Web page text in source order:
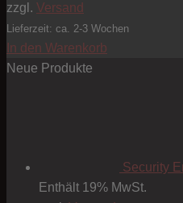
zzgl. Versand
Lieferzeit: ca. 2-3 Wochen
In den Warenkorb
Neue Produkte
Security
Enthält 19% MwSt.